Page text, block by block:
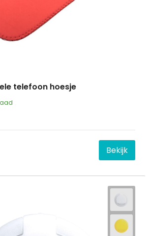
telefoon hoesje
Bekijk